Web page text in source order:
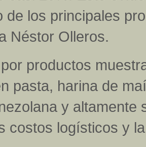
de los principales
Néstor Olleros.
productos
pasta, harina de
y altamente
costos logísticos y